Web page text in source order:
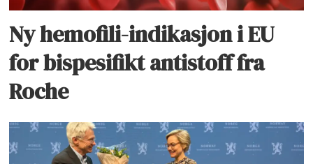
Ny hemofili-indikasjon i EU
for bispesifikt antistoff fra
Roche